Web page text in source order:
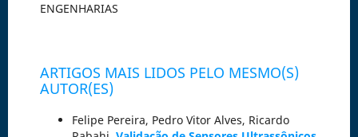
ENGENHARIAS
ARTIGOS MAIS LIDOS PELO MESMO(S)
AUTOR(ES)
Felipe Pereira, Pedro Vitor Alves, Ricardo